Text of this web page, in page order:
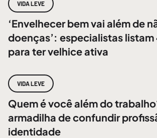
VIDA LEVE
‘Envelhecer bem vai além de
doenças’: especialistas listam
para ter velhice ativa
VIDA LEVE
Quem é você além do
armadilha de confundir
identidade